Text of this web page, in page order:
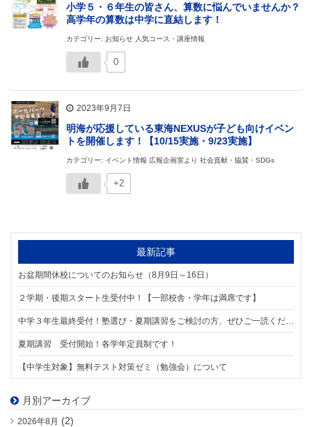
小学５・６年生の皆さん、算数に悩んでいませんか？
高学年の算数は中学に直結します！
カテゴリー: お知らせ 人気コース・講座情報
0
2023年9月7日
明海が応援している東海NEXUSが子ども向けイベン
トを開催します！【10/15実施・9/23実施】
カテゴリー: イベント情報 広報企画室より 社会貢献・協賛・SDGs
+2
最新記事
お盆期間休校についてのお知らせ（8月9日～16日）
２学期・後期スタート生受付中！【一部校舎・学年は満席です】
中学３年生最終受付！塾選び・夏期講習をご検討の方、ぜひご一読ください。【8/1スタート】
夏期講習 受付開始！各学年定員制です！
【中学生対象】無料テスト対策ゼミ（勉強会）について
月別アーカイブ
2026年8月 (2)